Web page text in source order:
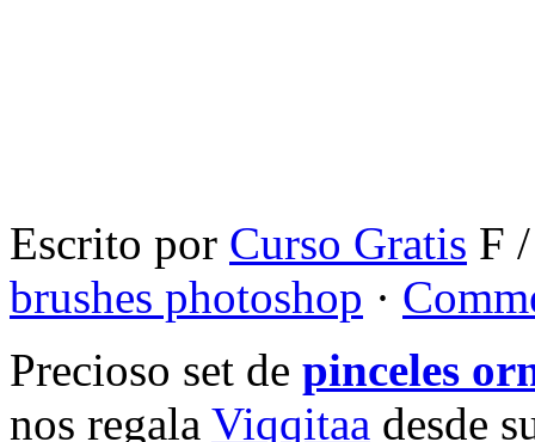
Escrito por Curso Gratis F
brushes photoshop ·
Precioso set de pinceles
nos regala Viqqitaa desde